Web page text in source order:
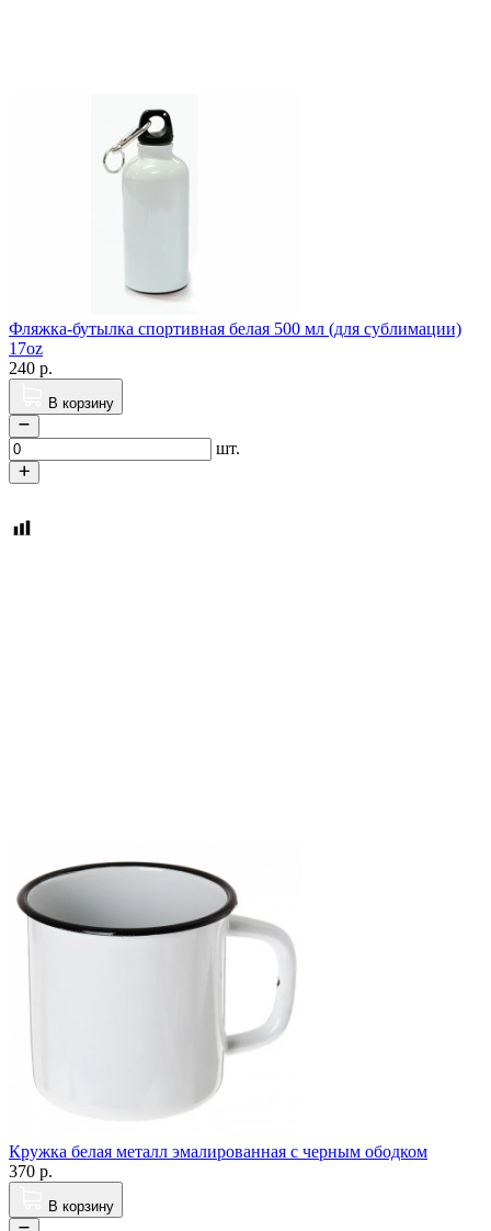
Фляжка-бутылка спортивная белая 500 мл (для сублимации)
17oz
240 р.
В корзину
шт.
Кружка белая металл эмалированная с черным ободком
370 р.
В корзину